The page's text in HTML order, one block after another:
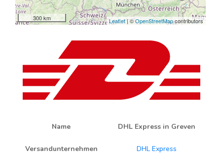
300 km Leaflet | ©OpenStreetMapcontributors
Name DHL Express in Greven
Versandunternehmen DHL Express